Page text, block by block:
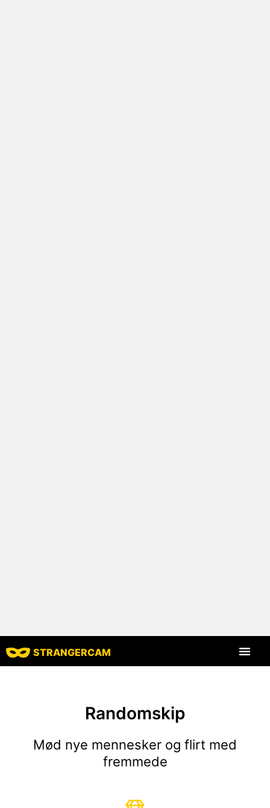
STRANGERCAM
Randomskip
Mød nye mennesker og flirt med
fremmede